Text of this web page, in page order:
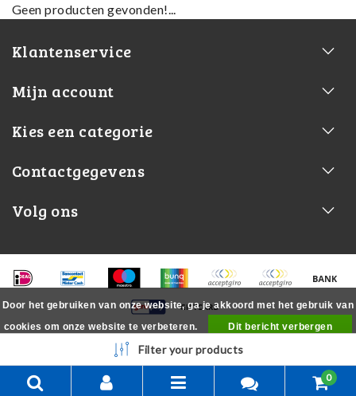
Geen producten gevonden!...
Klantenservice
Mijn account
Kies een categorie
Contactgegevens
Volg ons
Filter your products
0
Door het gebruiken van onze website, ga je akkoord met het gebruik van
cookies om onze website te verbeteren.
Dit bericht verbergen
Meer over cookies »